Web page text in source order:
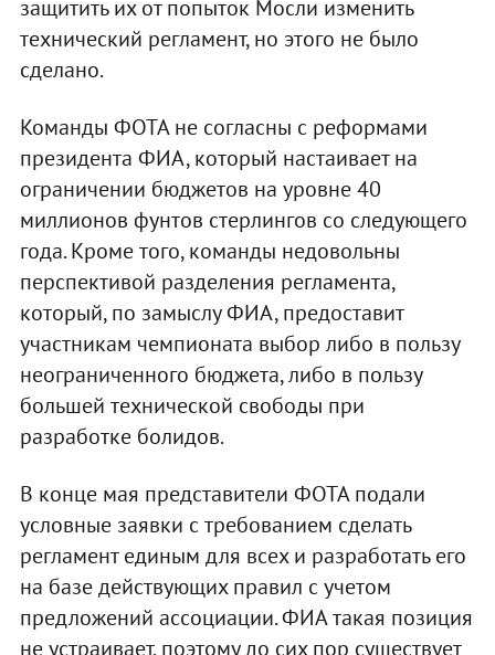
защитить их от попыток Мосли изменить
технический регламент, но этого не было
сделано.
Команды ФОТА не согласны с реформами
президента ФИА, который настаивает на
ограничении бюджетов на уровне 40
миллионов фунтов стерлингов со следующего
года. Кроме того, команды недовольны
перспективой разделения регламента,
который, по замыслу ФИА, предоставит
участникам чемпионата выбор либо в пользу
неограниченного бюджета, либо в пользу
большей технической свободы при
разработке болидов.
В конце мая представители ФОТА подали
условные заявки с требованием сделать
регламент единым для всех и разработать его
на базе действующих правил с учетом
предложений ассоциации. ФИА такая позиция
не устраивает, поэтому до сих пор существует